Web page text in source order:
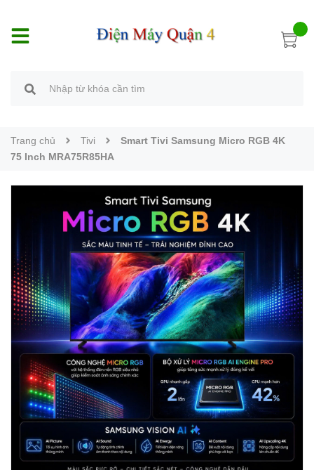
Trang chủ Tivi
Smart Tivi Samsung Micro RGB 4K
75 Inch MRA75R85HA